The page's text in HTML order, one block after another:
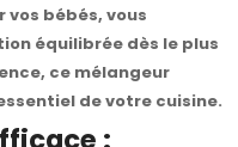
bébés, vous
équilibrée dès le plus
ce mélangeur
de votre cuisine.